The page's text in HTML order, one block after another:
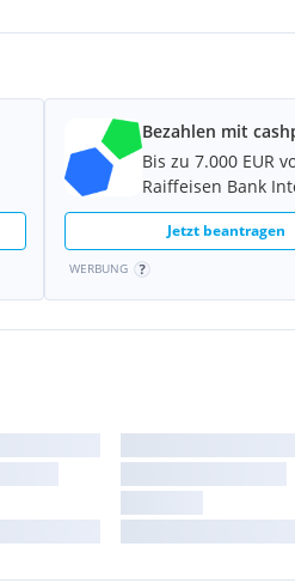
Bezahlen mit
Bis zu 7.000 EUR
Raiffeisen Bank
Jetzt beantragen
WERBUNG